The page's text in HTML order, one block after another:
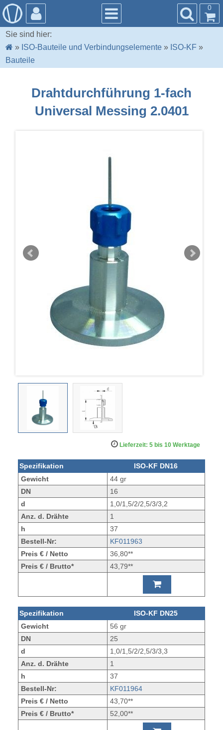
0
Sie sind hier:
» ISO-Bauteile und Verbindungselemente » ISO-KF »
Bauteile
Drahtdurchführung 1-fach
Universal Messing 2.0401
Lieferzeit: 5 bis 10 Werktage
Spezifikation
ISO-KF DN16
Gewicht
44 gr
DN
16
d
1,0/1,5/2/2,5/3/3,2
Anz. d. Drähte
1
h
37
Bestell-Nr:
KF011963
Preis € / Netto
36,80**
Preis € / Brutto*
43,79**
Spezifikation
ISO-KF DN25
Gewicht
56 gr
DN
25
d
1,0/1,5/2/2,5/3/3,3
Anz. d. Drähte
1
h
37
Bestell-Nr:
KF011964
Preis € / Netto
43,70**
Preis € / Brutto*
52,00**